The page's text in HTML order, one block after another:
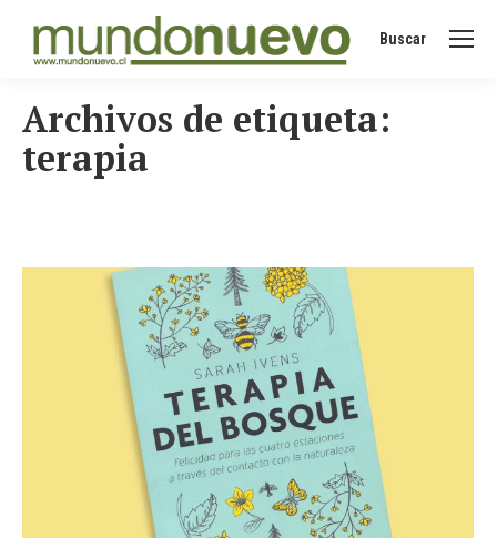
Buscar:
Buscar
Archivos de etiqueta:
terapia